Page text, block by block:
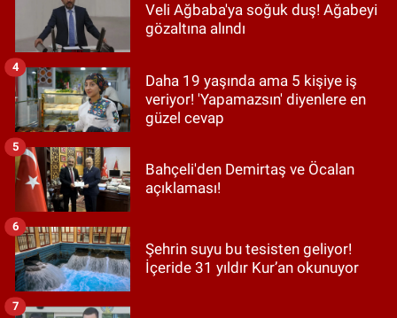
Veli Ağbaba'ya soğuk duş! Ağabeyi
gözaltına alındı
Daha 19 yaşında ama 5 kişiye iş
veriyor! 'Yapamazsın' diyenlere en
güzel cevap
4
Bahçeli'den Demirtaş ve Öcalan
açıklaması!
5
Şehrin suyu bu tesisten geliyor!
İçeride 31 yıldır Kur’an okunuyor
6
7